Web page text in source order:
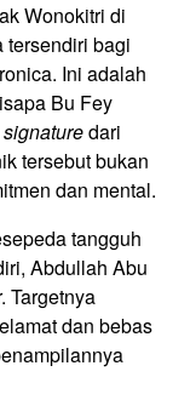
Wonokitri di
tersendiri bagi
Ini adalah
Bu Fey
signaturedari
tersebut bukan
dan mental.
tangguh
Abdullah Abu
Targetnya
dan bebas